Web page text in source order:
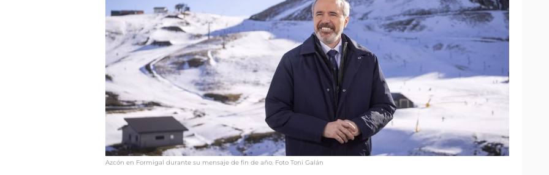
Azcón en Formigal durante su mensaje de fin de año. Foto Toni Galán